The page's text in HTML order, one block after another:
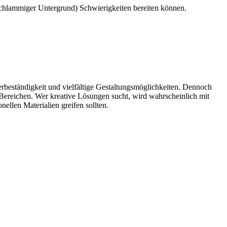
Untergrund) Schwierigkeiten bereiten können.
und vielfältige Gestaltungsmöglichkeiten. Dennoch
Wer kreative Lösungen sucht, wird wahrscheinlich mit
Materialien greifen sollten.